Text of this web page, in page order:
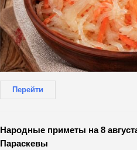
Перейти
Народные приметы на 8
Параскевы